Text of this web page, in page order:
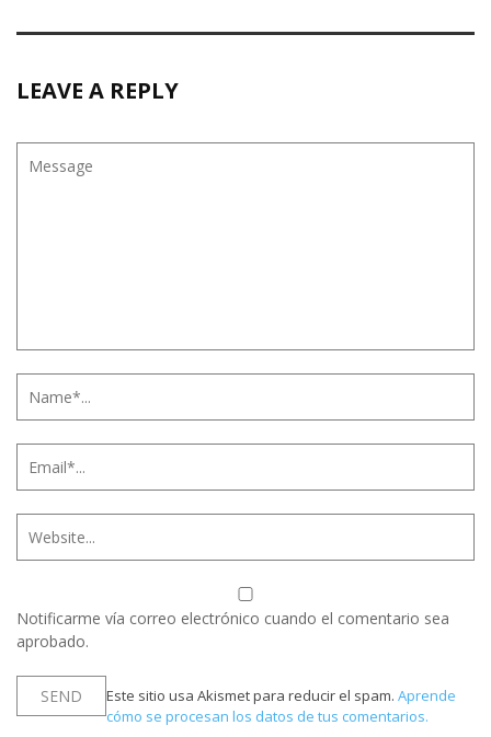
LEAVE A REPLY
Notificarme vía correo electrónico cuando el comentario sea
aprobado.
Este sitio usa Akismet para reducir el spam. Aprende
cómo se procesan los datos de tus comentarios.